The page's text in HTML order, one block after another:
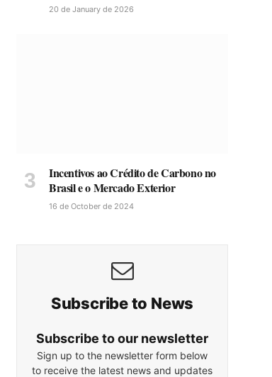
20 de January de 2026
Incentivos ao Crédito de Carbono no
Brasil e o Mercado Exterior
16 de October de 2024
Subscribe to News
Subscribe to our newsletter
Sign up to the newsletter form below
to receive the latest news and updates